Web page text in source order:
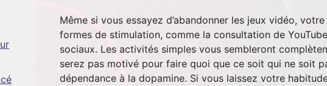
Même si vous essayez d’abandonner les jeux vidéo,
formes de stimulation, comme la consultation de
sociaux. Les activités simples vous sembleront
serez pas motivé pour faire quoi que ce soit qui ne soit
dépendance à la dopamine. Si vous laissez votre